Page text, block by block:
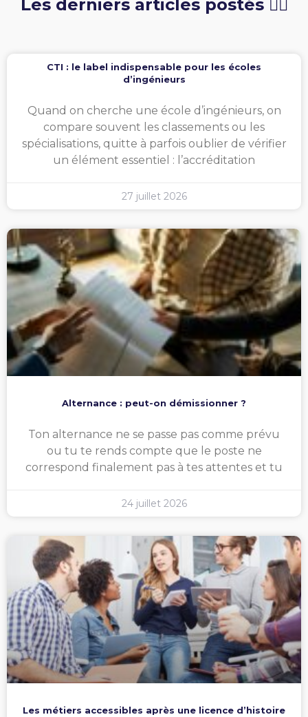
Les derniers articles postés 👇🏻
CTI : le label indispensable pour les écoles
d’ingénieurs
Quand on cherche une école d’ingénieurs, on
compare souvent les classements ou les
spécialisations, quitte à parfois oublier de vérifier
un élément essentiel : l’accréditation
27 juillet 2026
Alternance : peut-on démissionner ?
Ton alternance ne se passe pas comme prévu
ou tu te rends compte que le poste ne
correspond finalement pas à tes attentes et tu
24 juillet 2026
Les métiers accessibles après une licence d’histoire